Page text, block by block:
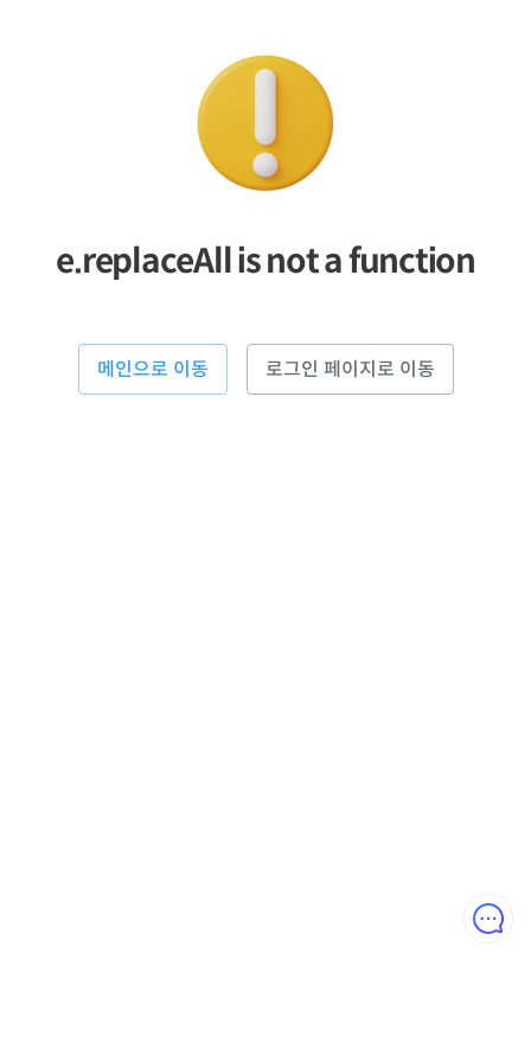
e.replaceAll is not a function
메인으로 이동 로그인 페이지로 이동